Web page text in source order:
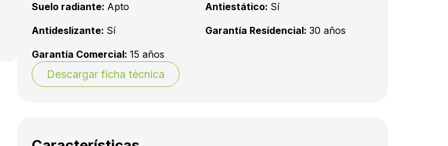
Suelo radiante: Apto Antiestático: Sí
Antideslizante: Sí Garantía Residencial: 30 años
Garantía Comercial: 15 años
Descargar ficha técnica